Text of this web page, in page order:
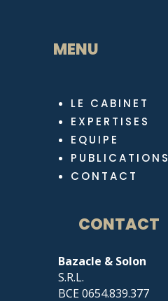
MENU
LE CABINET
EXPERTISES
EQUIPE
PUBLICATIONS
CONTACT
CONTACT
Bazacle & Solon
S.R.L.
BCE 0654.839.377